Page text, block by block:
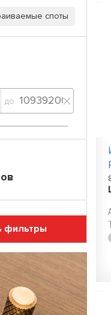
споты
до
фильтры